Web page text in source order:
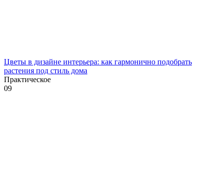
Цветы в дизайне интерьера: как гармонично подобрать
растения под стиль дома
Практическое
09